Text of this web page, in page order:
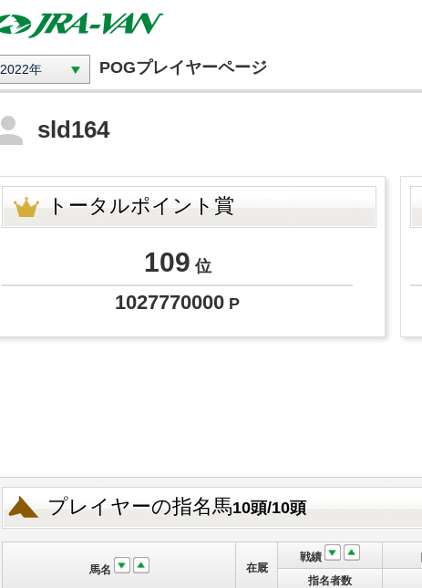
2022年 POGプレイヤーページ
sld164
トータルポイント賞
109 位
1027770000 P
プレイヤーの指名馬10頭/10頭
馬名 在厩
戦績
指名者数